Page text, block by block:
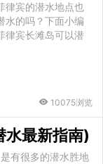
律宾的潜水地点也
水的吗？下面小编
律宾长滩岛可以潜
10075浏览
水最新指南)
有很多的潜水胜地